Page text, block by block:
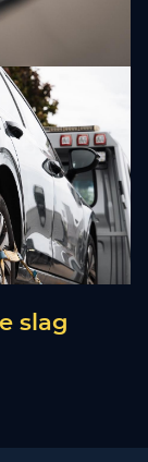
slag